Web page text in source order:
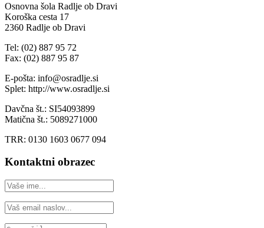
Osnovna šola Radlje ob Dravi
Koroška cesta 17
2360 Radlje ob Dravi
Tel: (02) 887 95 72
Fax: (02) 887 95 87
E-pošta: info@osradlje.si
Splet: http://www.osradlje.si
Davčna št.: SI54093899
Matična št.: 5089271000
TRR: 0130 1603 0677 094
Kontaktni obrazec